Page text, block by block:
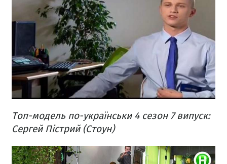
Топ-модель по-українськи 4 сезон 7 випуск:
Сергей Пістрий (Стоун)